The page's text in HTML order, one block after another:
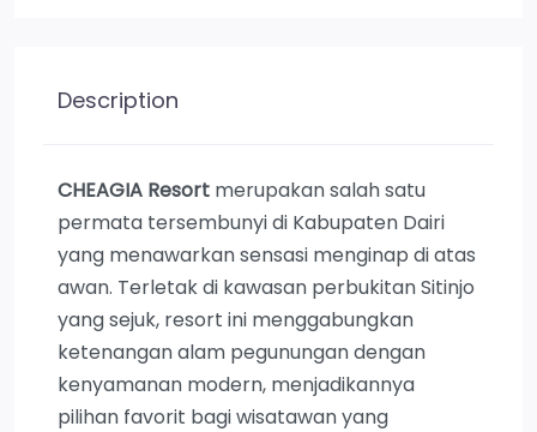
Description
CHEAGIA Resort merupakan salah satu
permata tersembunyi di Kabupaten Dairi
yang menawarkan sensasi menginap di atas
awan. Terletak di kawasan perbukitan Sitinjo
yang sejuk, resort ini menggabungkan
ketenangan alam pegunungan dengan
kenyamanan modern, menjadikannya
pilihan favorit bagi wisatawan yang